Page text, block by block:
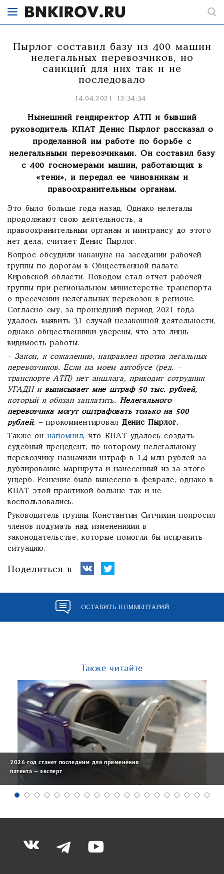
Пырлог составил базу из 400 машин
нелегальных перевозчиков, но
санкций для них так и не
последовало
14.04.2021 12:34:34
Нынешний гендиректор АТП и бывший
руководитель КПАТ Денис Пырлог рассказал о
проделанной им работе по борьбе с
нелегальными перевозчиками. Он составил базу
с 400 госномерами машин, работающих в
«тени», и передал ее чиновникам и
правоохранительным органам.
Это было больше года назад. Однако нелегалы
продолжают свою деятельность, а
правоохранительным органам и минтрансу до этого
нет дела, считает Денис Пырлог.
Вопрос обсудили накануне на заседании рабочей
группы по дорогам в Общественной палате
Кировской области. Поводом стал отчет рабочей
группы при региональном министерстве транспорта
о пресечении нелегальных перевозок в регионе.
Согласно ему, за прошедший период 2021 года
удалось выявить 31 случай незаконной деятельности,
однако общественники уверены, что это лишь
видимость работы.
– Закон, к сожалению, направлен против легальных
перевозчиков. Если на моем автобусе (ред. –
транспорте АТП) нет аншлага, приходит сотрудник
УГАДН и выписывает мне штраф 50 тыс. рублей,
который я обязан заплатить. Нелегального
перевозчика могут оштрафовать только на 500
рублей, – прокомментировал Денис Пырлог.
Также он напомнил, что КПАТ удалось создать
судебный прецедент, по которому нелегальному
перевозчику назначили штраф в 1,4 млн рублей за
дублирование маршрута и нанесенный из-за этого
ущерб. Решение было вынесено в феврале, однако в
КПАТ этой практикой больше так и не
воспользовались.
Руководитель группы Константин Ситчихин попросил
членов подумать над изменениями в
законодательстве, которые помогли бы исправить
ситуацию.
Поделиться в
ОСТАВИТЬ КОММЕНТАРИЙ
Также читайте
2026 год станет последним для применения
патента — эксперт